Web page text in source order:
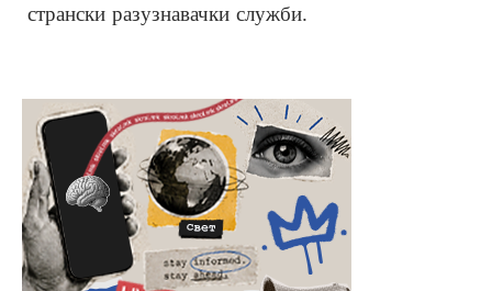
странски разузнавачки служби.